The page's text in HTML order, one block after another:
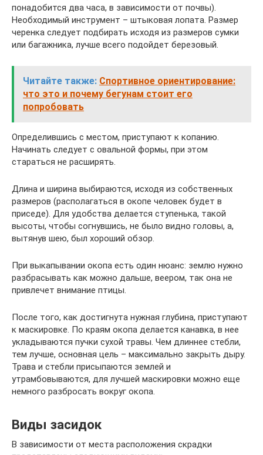
понадобится два часа, в зависимости от почвы).
Необходимый инструмент – штыковая лопата. Размер
черенка следует подбирать исходя из размеров сумки
или багажника, лучше всего подойдет березовый.
Читайте также: Спортивное ориентирование:
что это и почему бегунам стоит его
попробовать
Определившись с местом, приступают к копанию.
Начинать следует с овальной формы, при этом
стараться не расширять.
Длина и ширина выбираются, исходя из собственных
размеров (располагаться в окопе человек будет в
приседе). Для удобства делается ступенька, такой
высоты, чтобы согнувшись, не было видно головы, а,
вытянув шею, был хороший обзор.
При выкапывании окопа есть один нюанс: землю нужно
разбрасывать как можно дальше, веером, так она не
привлечет внимание птицы.
После того, как достигнута нужная глубина, приступают
к маскировке. По краям окопа делается канавка, в нее
укладываются пучки сухой травы. Чем длиннее стебли,
тем лучше, основная цель – максимально закрыть дыру.
Трава и стебли присыпаются землей и
утрамбовываются, для лучшей маскировки можно еще
немного разбросать вокруг окопа.
Виды засидок
В зависимости от места расположения скрадки